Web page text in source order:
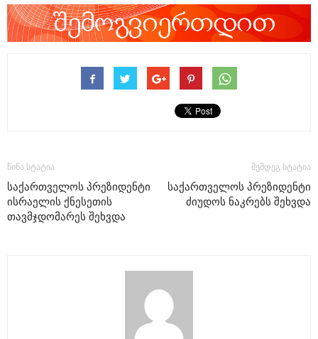
წინა სტატია
საქართველოს პრეზიდენტი
ისრაელის ქნესეთის
თავმჯდომარეს შეხვდა
შემდეგ სტატია
საქართველოს პრეზიდენტი
ძიუდოს ნაკრებს შეხვდა